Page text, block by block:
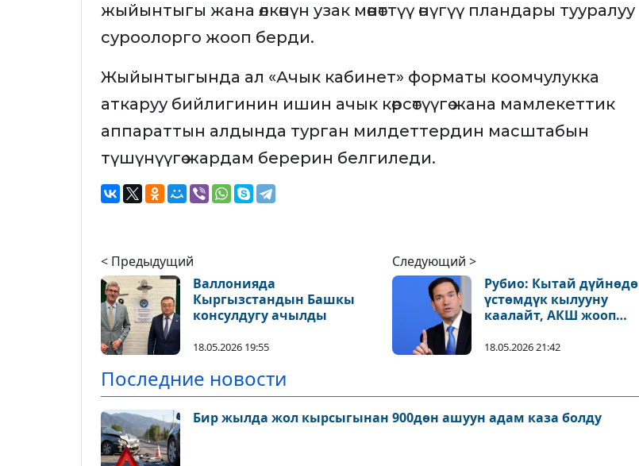
жыйынтыгы жана өлкөнүн узак мөөнөттүү өнүгүү пландары тууралуу
суроолорго жооп берди.
Жыйынтыгында ал «Ачык кабинет» форматы коомчулукка
аткаруу бийлигинин ишин ачык көрсөтүүгө жана мамлекеттик
аппараттын алдында турган милдеттердин масштабын
түшүнүүгө жардам берерин белгиледи.
< Предыдущий
Валлонияда
Кыргызстандын Башкы
консулдугу ачылды
18.05.2026 19:55
Следующий >
Рубио: Кытай дүйнөдө
үстөмдүк кылууну
каалайт, АКШ жооп
18.05.2026 21:42
Последние новости
Бир жылда жол кырсыгынан 900дөн ашуун адам каза болду